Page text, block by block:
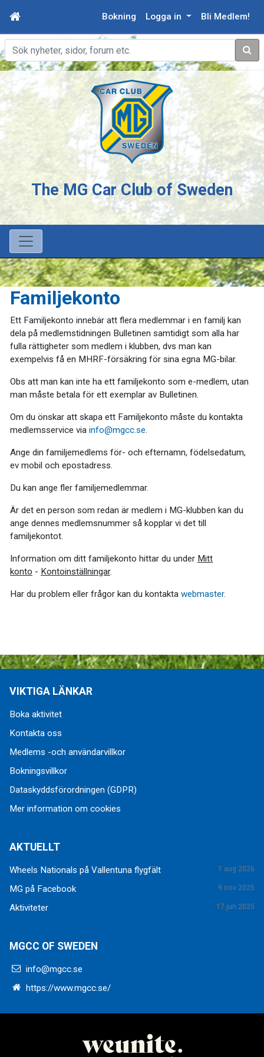
Bokning Logga in Bli Medlem!
Sök
The MG Car Club of Sweden
Familjekonto
Ett Familjekonto innebär att flera medlemmar i en familj kan
dela på medlemstidningen Bulletinen samtidigt som alla har
fulla rättigheter som medlem i klubben, dvs man kan
exempelvis få en MHRF-försäkring för sina egna MG-bilar.
Obs att man kan inte ha ett familjekonto som e-medlem, utan
man måste betala för ett exemplar av Bulletinen.
Om du önskar att skapa ett Familjekonto måste du kontakta
medlemsservice via info@mgcc.se.
Ange din familjemedlems för- och efternamn, födelsedatum,
ev mobil och epostadress.
Du kan ange fler familjemedlemmar.
Är det en person som redan är medlem i MG-klubben kan du
ange dennes medlemsnummer så kopplar vi det till
familjekontot.
Information om ditt familjekonto hittar du under Mitt
konto - Kontoinställningar.
Har du problem eller frågor kan du kontakta webmaster.
VIKTIGA LÄNKAR
Boka aktivitet
Kontakta oss
Medlems -och användarvillkor
Bokningsvillkor
Dataskyddsförordningen (GDPR)
Mer information om cookies
AKTUELLT
Wheels Nationals på Vallentuna flygfält 1 aug 2026
MG på Facebook 9 nov 2025
Aktiviteter 17 jun 2025
MGCC OF SWEDEN
info@mgcc.se
https://www.mgcc.se/